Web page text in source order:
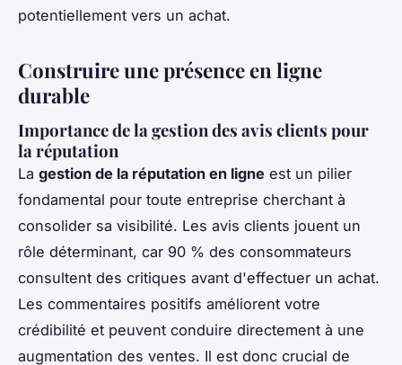
potentiellement vers un achat.
Construire une présence en ligne
durable
Importance de la gestion des avis clients pour
la réputation
La gestion de la réputation en ligne est un pilier
fondamental pour toute entreprise cherchant à
consolider sa visibilité. Les avis clients jouent un
rôle déterminant, car 90 % des consommateurs
consultent des critiques avant d'effectuer un achat.
Les commentaires positifs améliorent votre
crédibilité et peuvent conduire directement à une
augmentation des ventes. Il est donc crucial de